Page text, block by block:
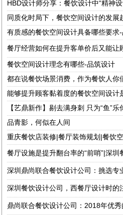
HBD设计师分享：餐饮设计中“精神
同质化时局下，餐饮空间设计的发展
有质感的餐饮空间设计具备哪些要求
餐厅经营如何在提升客单价后又能让
餐饮空间设计理念有哪些-品筑设计
都在说餐饮场景消费，作为餐饮人你
能够提升顾客黏着度的餐饮空间设计
【艺鼎新作】剔去满身刺 只为“鱼”
品青影，何似在人间
重庆餐饮店装修|餐厅装饰规划|餐饮
餐厅设施是提升翻台率的“前哨”|深圳
深圳鼎尚联合餐饮设计公司：挑选专
深圳餐饮设计公司，西餐厅设计时的
鼎尚联合餐饮设计公司：2018年优